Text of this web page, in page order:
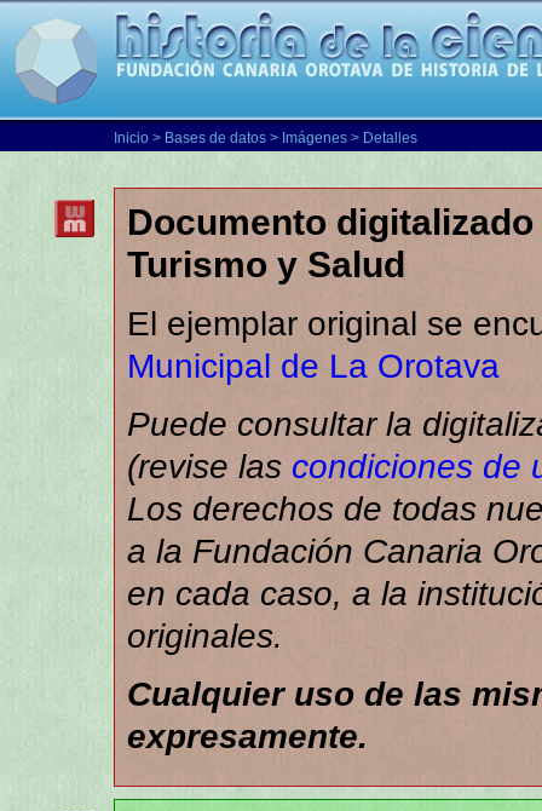
Inicio > Bases de datos > Imágenes > Detalles
Documento
Turismo y Salud
El ejemplar original se
Municipal de La Orotava
Puede consultar la
(revise las condiciones de
Los derechos de todas
a la Fundación Canaria
en cada caso, a la
originales.
Cualquier uso de las
expresamente.